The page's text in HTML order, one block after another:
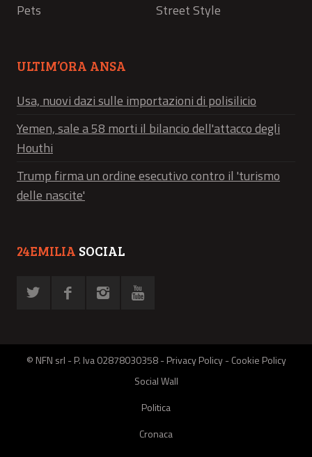
Pets
Street Style
ULTIM’ORA ANSA
Usa, nuovi dazi sulle importazioni di polisilicio
Yemen, sale a 58 morti il bilancio dell'attacco degli
Houthi
Trump firma un ordine esecutivo contro il 'turismo
delle nascite'
24EMILIA SOCIAL
© NFN srl - P. Iva 02878030358 -Privacy Policy-Cookie Policy
Social Wall
Politica
Cronaca